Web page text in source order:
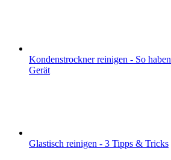
Kondenstrockner reinigen - So
Gerät
Glastisch reinigen - 3 Tipps & Tricks